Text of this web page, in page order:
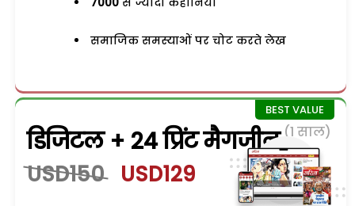
समाजिक समस्याओं पर चोट करते लेख
डिजिटल + 24 प्रिंट मैगजीन (1 साल)
USD150 USD129